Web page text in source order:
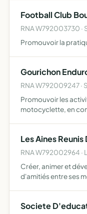
Football Club
RNA W792003730 ·
Promouvoir la
Gourichon
RNA W792009247 ·
Promouvoir les
motocyclette, en
s'engage à …
Les Aines
RNA W792002964 ·
Créer, animer et
d'amitiés entre ses
Societe